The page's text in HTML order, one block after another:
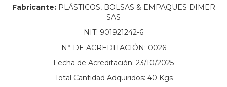
Fabricante:PLÁSTICOS, BOLSAS & EMPAQUES DIMER
SAS
NIT: 901921242-6
N° DE ACREDITACIÓN: 0026
Fecha de Acreditación: 23/10/2025
Total Cantidad Adquiridos: 40 Kgs